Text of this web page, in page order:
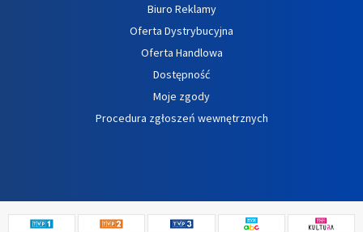
Biuro Reklamy
Oferta Dystrybucyjna
Oferta Handlowa
Dostępność
Moje zgody
Procedura zgłoszeń wewnętrznych